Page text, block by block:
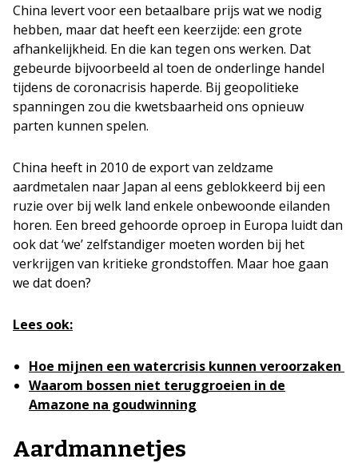
China levert voor een betaalbare prijs wat we nodig
hebben, maar dat heeft een keerzijde: een grote
afhankelijkheid. En die kan tegen ons werken. Dat
gebeurde bijvoorbeeld al toen de onderlinge handel
tijdens de coronacrisis haperde. Bij geopolitieke
spanningen zou die kwetsbaarheid ons opnieuw
parten kunnen spelen.
China heeft in 2010 de export van zeldzame
aardmetalen naar Japan al eens geblokkeerd bij een
ruzie over bij welk land enkele onbewoonde eilanden
horen. Een breed gehoorde oproep in Europa luidt dan
ook dat ‘we’ zelfstandiger moeten worden bij het
verkrijgen van kritieke grondstoffen. Maar hoe gaan
we dat doen?
Lees ook:
Hoe mijnen een watercrisis kunnen veroorzaken
Waarom bossen niet teruggroeien in de
Amazone na goudwinning
Aardmannetjes